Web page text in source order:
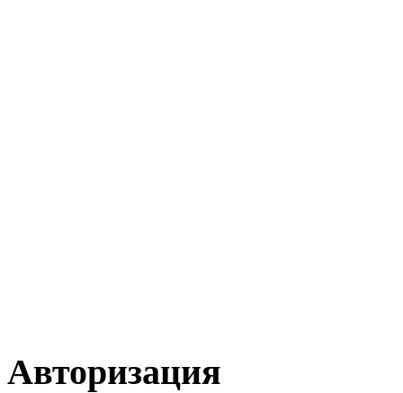
Авторизация